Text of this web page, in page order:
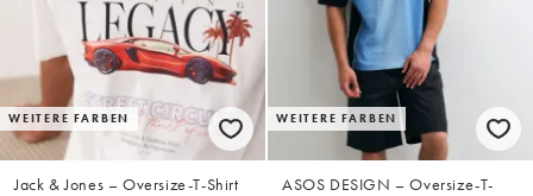
WEITERE FARBEN
Jack & Jones – Oversize-T-Shirt
WEITERE FARBEN
ASOS DESIGN – Oversize-T-